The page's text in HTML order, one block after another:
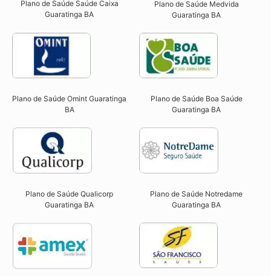
Plano de Saúde Saúde Caixa
Guaratinga BA​
Plano de Saúde Medvida
Guaratinga BA
Plano de Saúde Omint Guaratinga
BA​
Plano de Saúde Boa Saúde
Guaratinga BA​
Plano de Saúde Qualicorp
Guaratinga BA​
Plano de Saúde Notredame
Guaratinga BA​